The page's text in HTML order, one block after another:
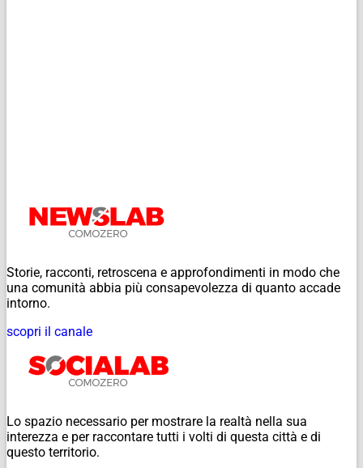
Storie, racconti, retroscena e approfondimenti in modo che
una comunità abbia più consapevolezza di quanto accade
intorno.
scopri il canale
Lo spazio necessario per mostrare la realtà nella sua
interezza e per raccontare tutti i volti di questa città e di
questo territorio.